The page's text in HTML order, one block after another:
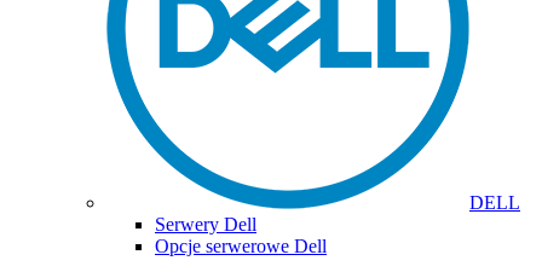
DELL
Serwery Dell
Opcje serwerowe Dell